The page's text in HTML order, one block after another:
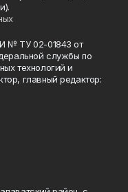
№ ТУ 02-01843 от
службы по
технологий и
главный редактор: